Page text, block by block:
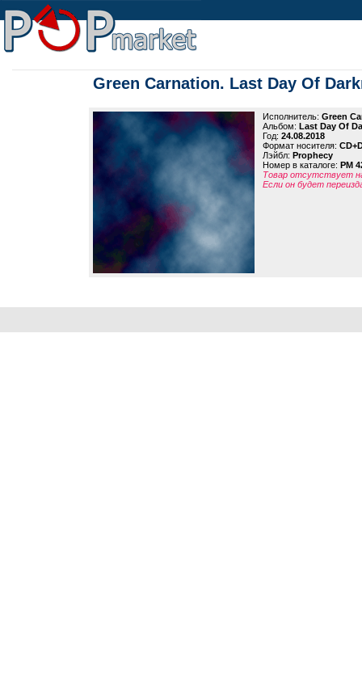
Green Carnation. Last Day Of
Исполнитель: Green
Альбом: Last Day Of
Год: 24.08.2018
Формат носителя:
Лэйбл: Prophecy
Номер в каталоге: PM
Товар отсутствует
Если он будет